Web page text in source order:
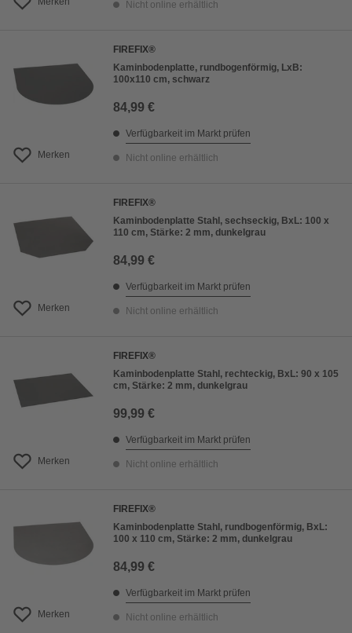
Nicht online erhältlich
Merken
FIREFIX®
Kaminbodenplatte, rundbogenförmig, LxB:
100x110 cm, schwarz
84,99 €
Verfügbarkeit im Markt prüfen
Nicht online erhältlich
Merken
FIREFIX®
Kaminbodenplatte Stahl, sechseckig, BxL: 100 x
110 cm, Stärke: 2 mm, dunkelgrau
84,99 €
Verfügbarkeit im Markt prüfen
Nicht online erhältlich
Merken
FIREFIX®
Kaminbodenplatte Stahl, rechteckig, BxL: 90 x 105
cm, Stärke: 2 mm, dunkelgrau
99,99 €
Verfügbarkeit im Markt prüfen
Nicht online erhältlich
Merken
FIREFIX®
Kaminbodenplatte Stahl, rundbogenförmig, BxL:
100 x 110 cm, Stärke: 2 mm, dunkelgrau
84,99 €
Verfügbarkeit im Markt prüfen
Nicht online erhältlich